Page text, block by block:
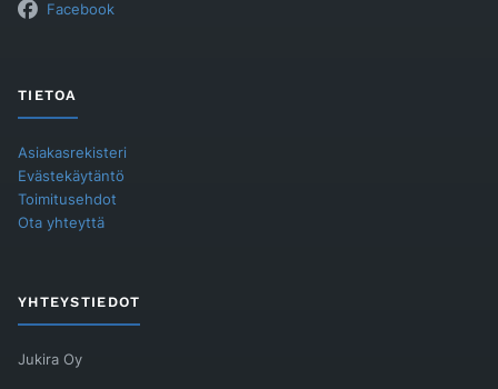
Facebook
TIETOA
Asiakasrekisteri
Evästekäytäntö
Toimitusehdot
Ota yhteyttä
YHTEYSTIEDOT
Jukira Oy